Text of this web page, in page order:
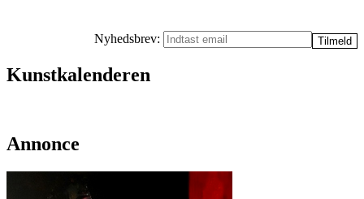
Nyhedsbrev:
Kunstkalenderen
Annonce